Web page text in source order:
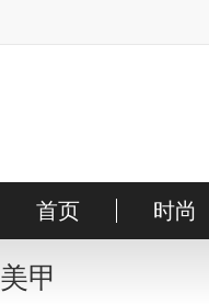
首页 时尚
美甲